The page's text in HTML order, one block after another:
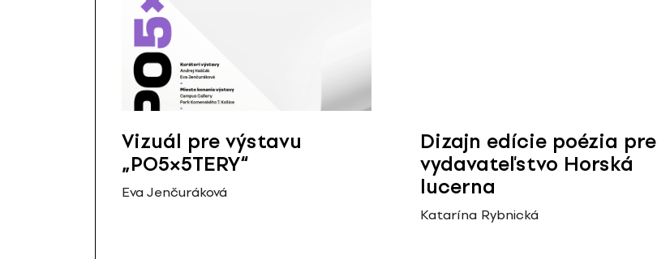
Vizuál pre výstavu
„PO5×5TERY“
Eva Jenčuráková
Dizajn edície poézia pre
vydavateľstvo Horská
lucerna
Katarína Rybnická